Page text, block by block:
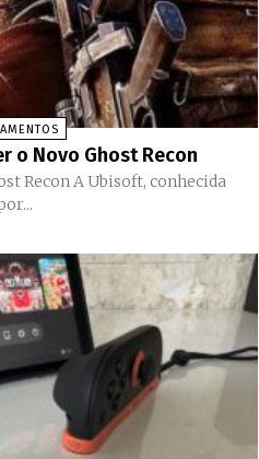
o Novo Ghost Recon
conhecida